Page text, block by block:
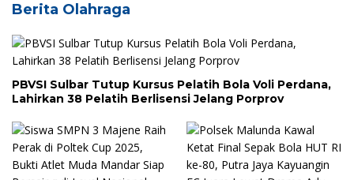
Berita Olahraga
PBVSI Sulbar Tutup Kursus Pelatih Bola Voli Perdana,
Lahirkan 38 Pelatih Berlisensi Jelang Porprov